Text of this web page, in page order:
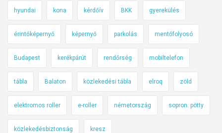
hyundai kona kérdőív BKK gyerekülés
érintőképernyő képernyő parkolás mentőfolyosó
Budapest kerékpárút rendőrség mobiltelefon
tábla Balaton közlekedési tábla elroq zöld
elektromos roller e-roller németország sopron. pötty
közlekedésbiztonság kresz